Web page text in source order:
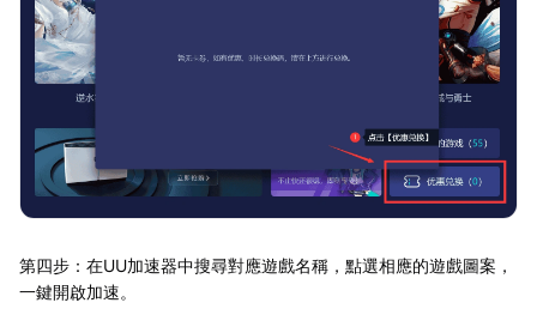
第四步：在UU加速器中搜尋對應遊戲名稱，點選相應的遊戲圖案，
一鍵開啟加速。